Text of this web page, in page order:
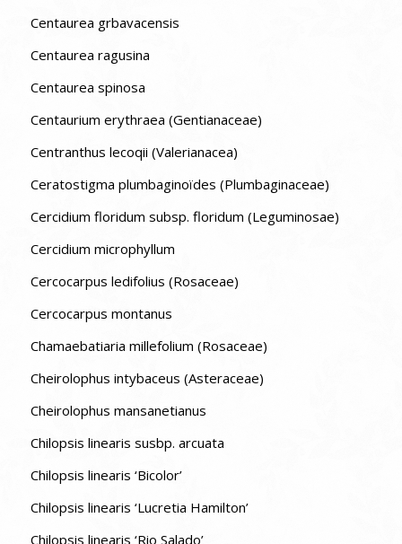
Centaurea grbavacensis
Centaurea ragusina
Centaurea spinosa
Centaurium erythraea (Gentianaceae)
Centranthus lecoqii (Valerianacea)
Ceratostigma plumbaginoïdes (Plumbaginaceae)
Cercidium floridum subsp. floridum (Leguminosae)
Cercidium microphyllum
Cercocarpus ledifolius (Rosaceae)
Cercocarpus montanus
Chamaebatiaria millefolium (Rosaceae)
Cheirolophus intybaceus (Asteraceae)
Cheirolophus mansanetianus
Chilopsis linearis susbp. arcuata
Chilopsis linearis ‘Bicolor’
Chilopsis linearis ‘Lucretia Hamilton’
Chilopsis linearis ‘Rio Salado’